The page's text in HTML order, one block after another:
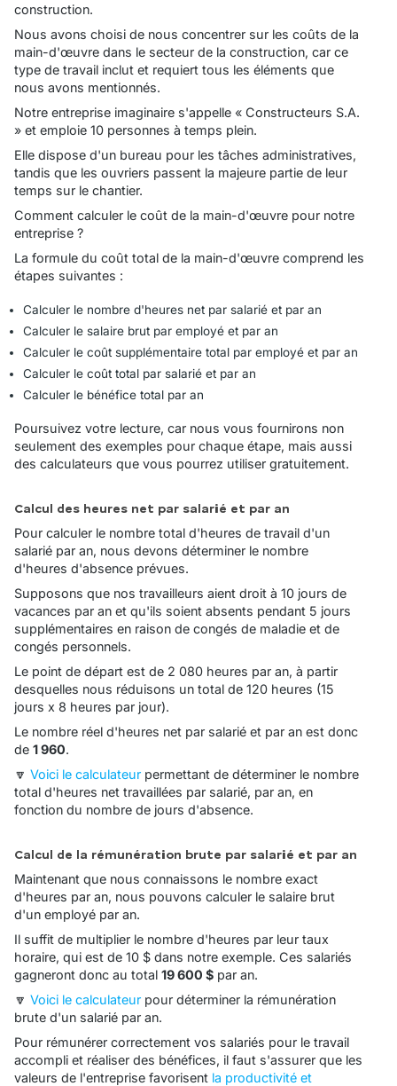
construction.
Nous avons choisi de nous concentrer sur les coûts de la
main-d'œuvre dans le secteur de la construction, car ce
type de travail inclut et requiert tous les éléments que
nous avons mentionnés.
Notre entreprise imaginaire s'appelle « Constructeurs S.A.​​
» et emploie 10 personnes à temps plein.
Elle dispose d'un bureau pour les tâches administratives,
tandis que les ouvriers passent la majeure partie de leur
temps sur le chantier.
Comment calculer le coût de la main-d'œuvre pour notre
entreprise ?
La formule du coût total de la main-d'œuvre comprend les
étapes suivantes :
Calculer le nombre d'heures net par salarié et par an
Calculer le salaire brut par employé et par an
Calculer le coût supplémentaire total par employé et par an
Calculer le coût total par salarié et par an
Calculer le bénéfice total par an
Poursuivez votre lecture, car nous vous fournirons non
seulement des exemples pour chaque étape, mais aussi
des calculateurs que vous pourrez utiliser gratuitement.
Calcul des heures net par salarié et par an
Pour calculer le nombre total d'heures de travail d'un
salarié par an, nous devons déterminer le nombre
d'heures d'absence prévues.
Supposons que nos travailleurs aient droit à 10 jours de
vacances par an et qu'ils soient absents pendant 5 jours
supplémentaires en raison de congés de maladie et de
congés personnels.
Le point de départ est de 2 080 heures par an, à partir
desquelles nous réduisons un total de 120 heures (15
jours x 8 heures par jour).
Le nombre réel d'heures net par salarié et par an est donc
de 1 960.
🔽 Voici le calculateur permettant de déterminer le nombre
total d'heures net travaillées par salarié, par an, en
fonction du nombre de jours d'absence.
Calcul de la rémunération brute par salarié et par an
Maintenant que nous connaissons le nombre exact
d'heures par an, nous pouvons calculer le salaire brut
d'un employé par an.
Il suffit de multiplier le nombre d'heures par leur taux
horaire, qui est de 10 $ dans notre exemple. Ces salariés
gagneront donc au total 19 600 $ par an.
🔽 Voici le calculateur pour déterminer la rémunération
brute d'un salarié par an.
Pour rémunérer correctement vos salariés pour le travail
accompli et réaliser des bénéfices, il faut s'assurer que les
valeurs de l'entreprise favorisent la productivité et